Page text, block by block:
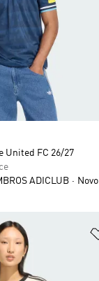
United FC 26/27
ADICLUB
Novo